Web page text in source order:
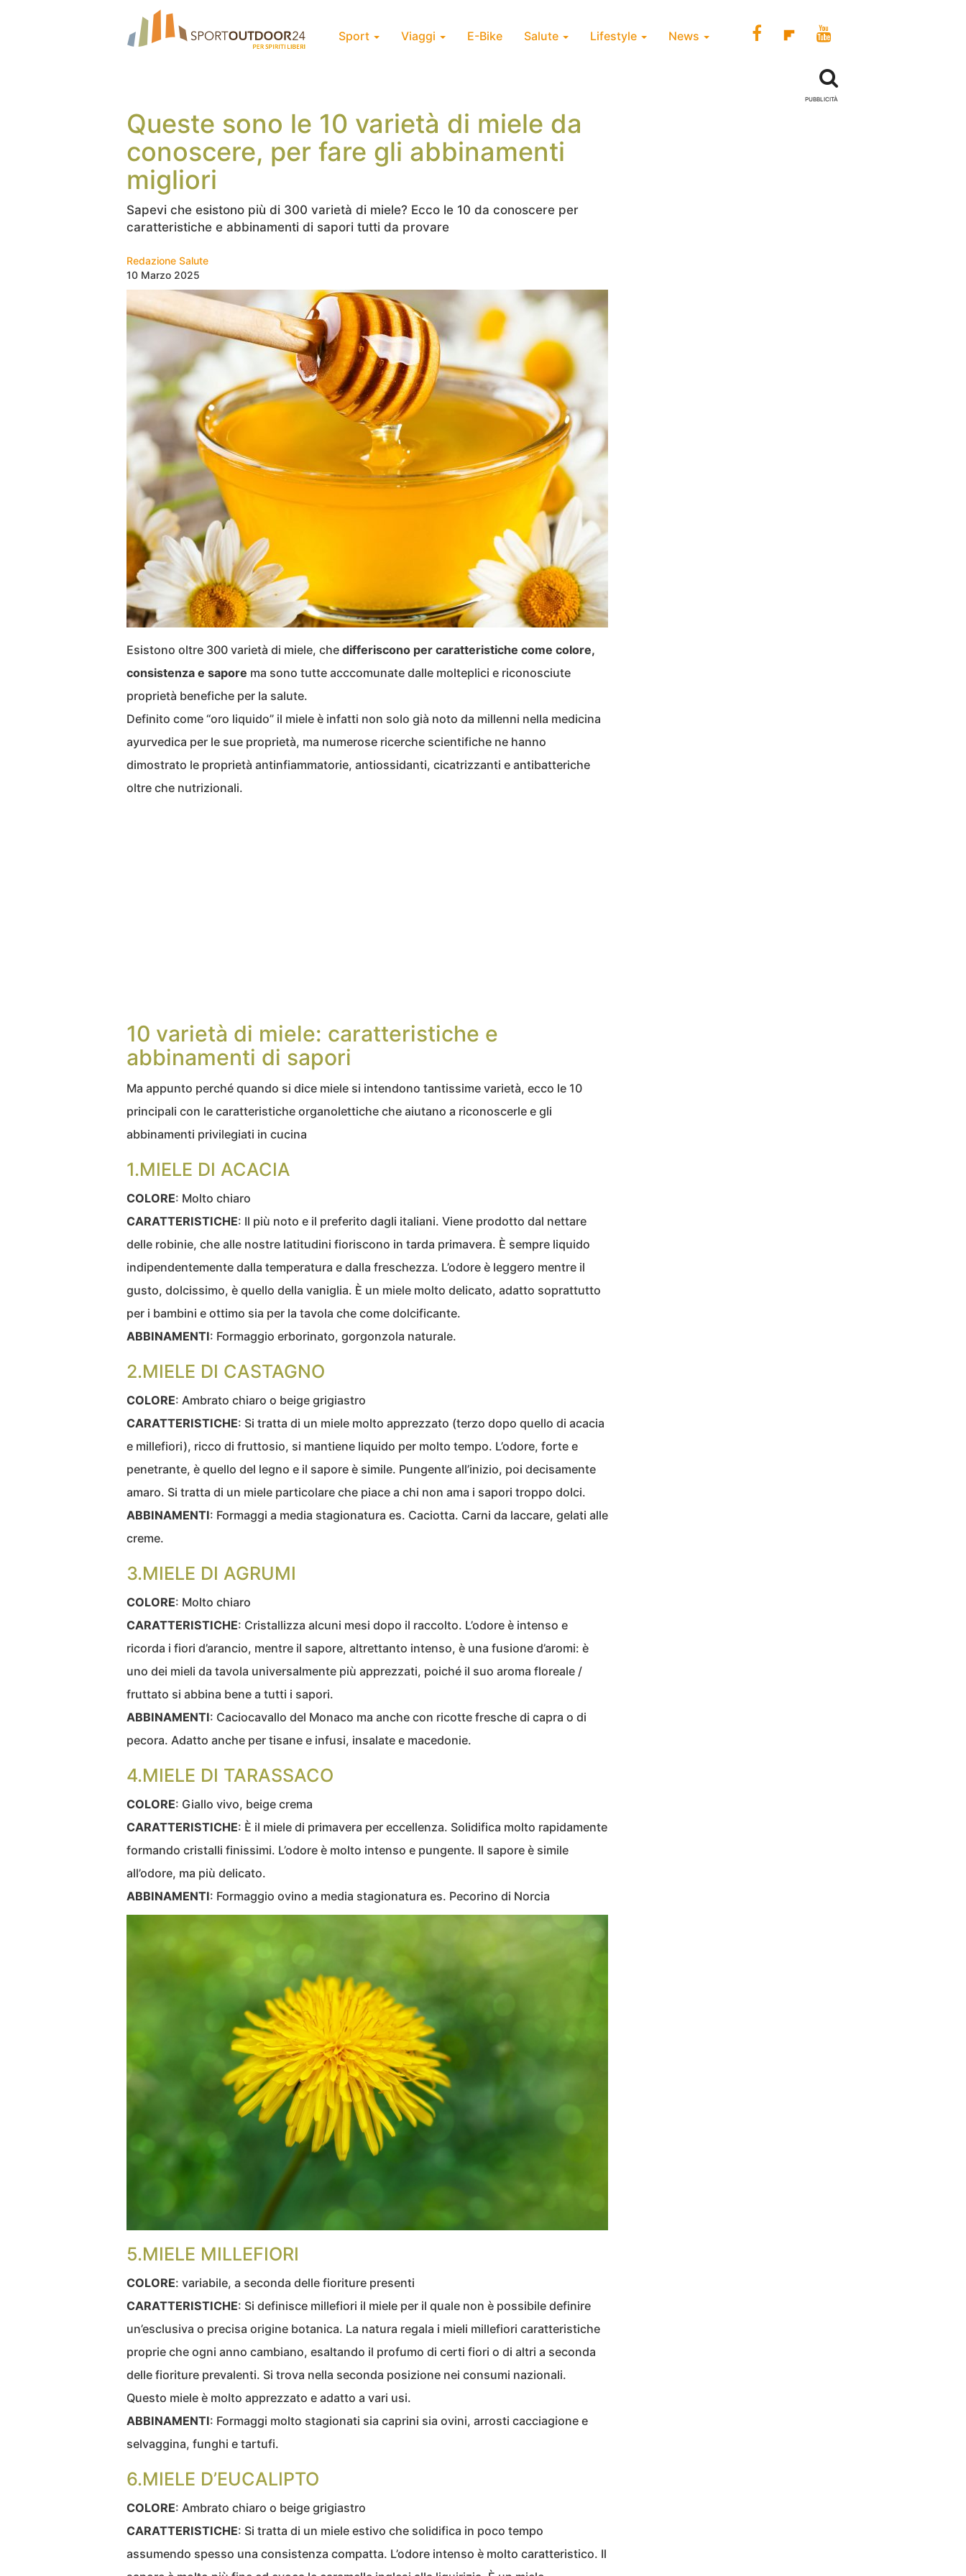
Sport Viaggi E-Bike Salute Lifestyle News
Queste sono le 10 varietà di miele da
conoscere, per fare gli abbinamenti
migliori
Sapevi che esistono più di 300 varietà di miele? Ecco le 10 da conoscere per
caratteristiche e abbinamenti di sapori tutti da provare
Redazione Salute
10 Marzo 2025
Esistono oltre 300 varietà di miele, che differiscono per caratteristiche come colore,
consistenza e sapore ma sono tutte acccomunate dalle molteplici e riconosciute
proprietà benefiche per la salute.
Definito come “oro liquido” il miele è infatti non solo già noto da millenni nella medicina
ayurvedica per le sue proprietà, ma numerose ricerche scientifiche ne hanno
dimostrato le proprietà antinfiammatorie, antiossidanti, cicatrizzanti e antibatteriche
oltre che nutrizionali.
10 varietà di miele: caratteristiche e
abbinamenti di sapori
Ma appunto perché quando si dice miele si intendono tantissime varietà, ecco le 10
principali con le caratteristiche organolettiche che aiutano a riconoscerle e gli
abbinamenti privilegiati in cucina
1.MIELE DI ACACIA
COLORE: Molto chiaro
CARATTERISTICHE: Il più noto e il preferito dagli italiani. Viene prodotto dal nettare
delle robinie, che alle nostre latitudini fioriscono in tarda primavera. È sempre liquido
indipendentemente dalla temperatura e dalla freschezza. L’odore è leggero mentre il
gusto, dolcissimo, è quello della vaniglia. È un miele molto delicato, adatto soprattutto
per i bambini e ottimo sia per la tavola che come dolcificante.
ABBINAMENTI: Formaggio erborinato, gorgonzola naturale.
2.MIELE DI CASTAGNO
COLORE: Ambrato chiaro o beige grigiastro
CARATTERISTICHE: Si tratta di un miele molto apprezzato (terzo dopo quello di acacia
e millefiori), ricco di fruttosio, si mantiene liquido per molto tempo. L’odore, forte e
penetrante, è quello del legno e il sapore è simile. Pungente all’inizio, poi decisamente
amaro. Si tratta di un miele particolare che piace a chi non ama i sapori troppo dolci.
ABBINAMENTI: Formaggi a media stagionatura es. Caciotta. Carni da laccare, gelati alle
creme.
3.MIELE DI AGRUMI
COLORE: Molto chiaro
CARATTERISTICHE: Cristallizza alcuni mesi dopo il raccolto. L’odore è intenso e
ricorda i fiori d’arancio, mentre il sapore, altrettanto intenso, è una fusione d’aromi: è
uno dei mieli da tavola universalmente più apprezzati, poiché il suo aroma floreale /
fruttato si abbina bene a tutti i sapori.
ABBINAMENTI: Caciocavallo del Monaco ma anche con ricotte fresche di capra o di
pecora. Adatto anche per tisane e infusi, insalate e macedonie.
4.MIELE DI TARASSACO
COLORE: Giallo vivo, beige crema
CARATTERISTICHE: È il miele di primavera per eccellenza. Solidifica molto rapidamente
formando cristalli finissimi. L’odore è molto intenso e pungente. Il sapore è simile
all’odore, ma più delicato.
ABBINAMENTI: Formaggio ovino a media stagionatura es. Pecorino di Norcia
5.MIELE MILLEFIORI
COLORE: variabile, a seconda delle fioriture presenti
CARATTERISTICHE: Si definisce millefiori il miele per il quale non è possibile definire
un’esclusiva o precisa origine botanica. La natura regala i mieli millefiori caratteristiche
proprie che ogni anno cambiano, esaltando il profumo di certi fiori o di altri a seconda
delle fioriture prevalenti. Si trova nella seconda posizione nei consumi nazionali.
Questo miele è molto apprezzato e adatto a vari usi.
ABBINAMENTI: Formaggi molto stagionati sia caprini sia ovini, arrosti cacciagione e
selvaggina, funghi e tartufi.
6.MIELE D’EUCALIPTO
COLORE: Ambrato chiaro o beige grigiastro
CARATTERISTICHE: Si tratta di un miele estivo che solidifica in poco tempo
assumendo spesso una consistenza compatta. L’odore intenso è molto caratteristico. Il
PUBBLICITÀ